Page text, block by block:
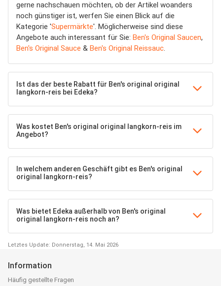
gerne nachschauen möchten, ob der Artikel woanders
noch günstiger ist, werfen Sie einen Blick auf die
Kategorie 'Supermärkte'. Möglicherweise sind diese
Angebote auch interessant für Sie: Ben's Original Saucen,
Ben's Original Sauce & Ben's Original Reissauc.
Ist das der beste Rabatt für Ben's original original
langkorn-reis bei Edeka?
Was kostet Ben's original original langkorn-reis im
Angebot?
In welchem anderen Geschäft gibt es Ben's original
original langkorn-reis?
Was bietet Edeka außerhalb von Ben's original
original langkorn-reis noch an?
Letztes Update: Donnerstag, 14. Mai 2026
Information
Häufig gestellte Fragen